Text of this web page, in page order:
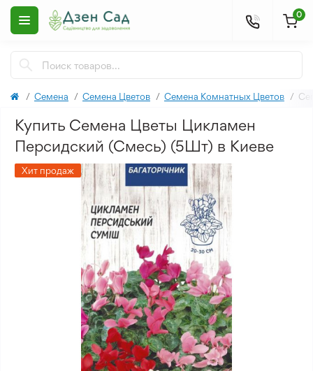
0
Семена Семена Цветов Семена Комнатных Цветов
Купить Семена Цветы Цикламен
Персидский (Смесь) (5Шт) в Киеве
Хит продаж